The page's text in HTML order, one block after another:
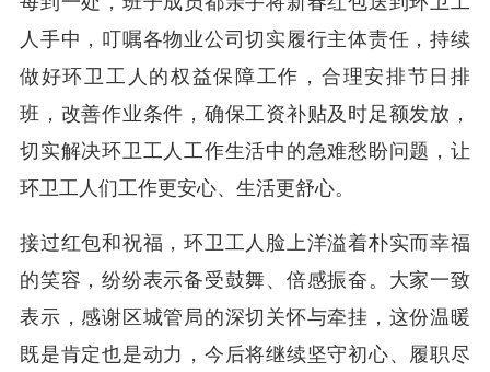
人手中，叮嘱各物业公司切实履行主体责任，持续
做好环卫工人的权益保障工作，合理安排节日排
班，改善作业条件，确保工资补贴及时足额发放，
切实解决环卫工人工作生活中的急难愁盼问题，让
环卫工人们工作更安心、生活更舒心。
接过红包和祝福，环卫工人脸上洋溢着朴实而幸福
的笑容，纷纷表示备受鼓舞、倍感振奋。大家一致
表示，感谢区城管局的深切关怀与牵挂，这份温暖
既是肯定也是动力，今后将继续坚守初心、履职尽